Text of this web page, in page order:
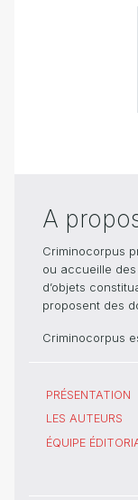
A
Criminocorpus
ou accueille
d’objets
proposent des
Criminocorpus
PRÉSENTATION
LES AUTEURS
ÉQUIPE